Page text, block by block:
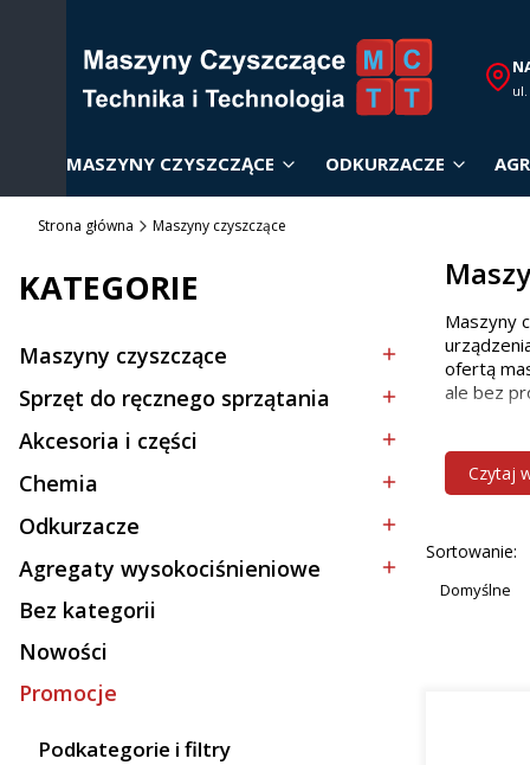
MASZYNY CZYSZCZĄCE ODKURZACZE
Strona główna Maszyny czyszczące
KATEGORIE
Kategoria - Maszyny czyszczące
Maszyny czyszczące
Kategoria - Sprzęt do ręcznego sprzątania
Sprzęt do ręcznego sprzątania
Kategoria - Akcesoria i części
Akcesoria i części
Kategoria - Chemia
Chemia
Kategoria - Odkurzacze
Odkurzacze
Kategoria - Agregaty wysokociśnieniowe
Agregaty wysokociśnieniowe
Kategoria - Bez kategorii
Bez kategorii
Nowości
Promocje
Podkategorie i filtry
Maszyny
ofertą
ale bez
Wybór
Czytaj
Lista
Sortowanie:
Domyślne